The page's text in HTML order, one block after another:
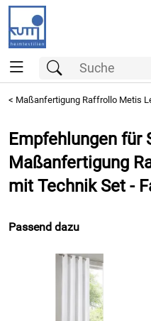
< Maßanfertigung Raffrollo Metis
Empfehlungen für
Maßanfertigung
mit Technik Set -
Passend dazu